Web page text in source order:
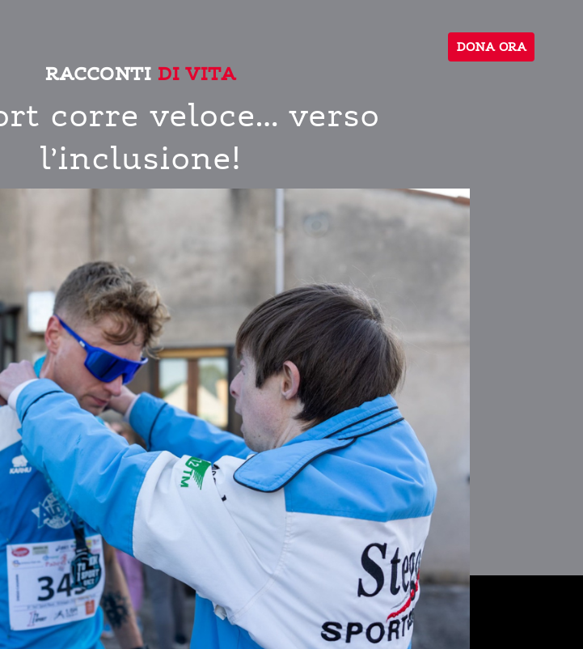
DONAORA
RACCONTI DI VITA
corre veloce… verso
l’inclusione!